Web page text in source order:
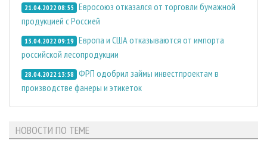
21.04.2022 08:55 Евросоюз отказался от торговли бумажной
продукцией с Россией
13.04.2022 09:19 Европа и США отказываются от импорта
российской лесопродукции
28.04.2022 13:58 ФРП одобрил займы инвестпроектам в
производстве фанеры и этикеток
НОВОСТИ ПО ТЕМЕ